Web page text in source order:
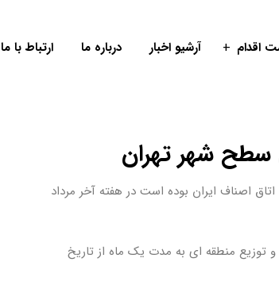
اقدام آرشیو اخبار درباره ما ارتباط با ما
سطح شهر تهران
اصناف ایران بوده است در هفته آخر مرداد
توزیع منطقه ای به مدت یک ماه از تاریخ